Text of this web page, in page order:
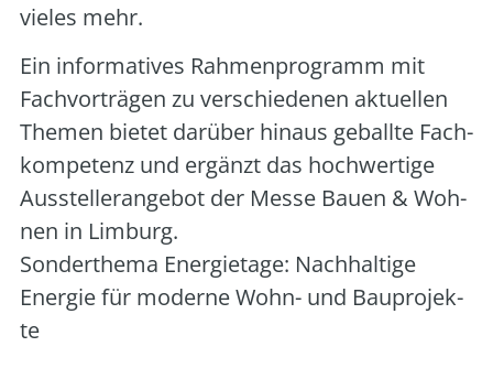
vie­les mehr.
Ein infor­ma­ti­ves Rah­men­pro­gramm mit
Fach­vor­trä­gen zu ver­schie­de­nen aktu­el­len
The­men bie­tet dar­über hin­aus geball­te Fach­
kom­pe­tenz und ergänzt das hoch­wer­ti­ge
Aus­stel­ler­an­ge­bot der Mes­se Bau­en & Woh­
nen in Lim­burg.
Son­der­the­ma Ener­gie­ta­ge: Nach­hal­ti­ge
Ener­gie für moder­ne Wohn- und Bau­pro­jek­
te